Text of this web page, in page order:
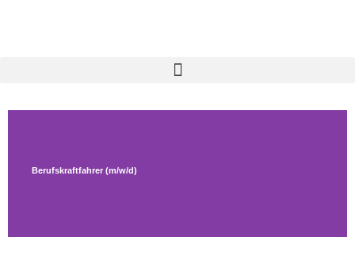
Berufskraftfahrer (m/w/d)